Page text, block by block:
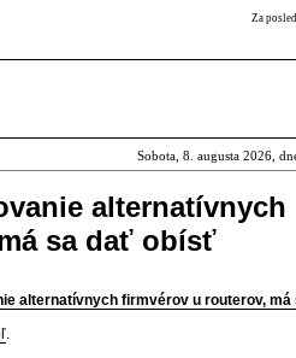
Za
Sobota, 8. augusta 2026,
alternatívnych
sa dať obísť
alternatívnych firmvérov u routerov,
.